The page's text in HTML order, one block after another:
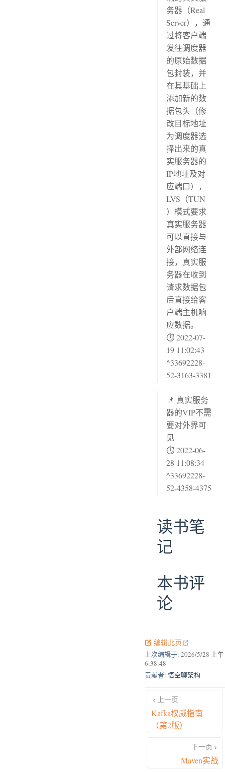
务器（Real
Server），通
过将客户端
发往调度器
的原始数据
包封装，并
在其基础上
添加新的数
据包头（修
改目标地址
为调度器选
择出来的真
实服务器的
IP地址及对
应端口），
LVS（TUN
）模式要求
真实服务器
可以直接与
外部网络连
接，真实服
务器在收到
请求数据包
后直接给客
户端主机响
应数据。
⏱ 2022-07-
19 11:02:43
^33692228-
52-3163-3381
📌 真实服务
器的VIP不需
要对外界可
见
⏱ 2022-06-
28 11:08:34
^33692228-
52-4358-4375
读书笔
记
本书评
论
编辑此页
上次编辑于: 2026/5/28 上午
6:38:48
贡献者: 悟空聊架构
上一页
Kafka权威指南
（第2版）
下一页
Maven实战